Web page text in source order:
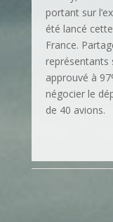
portant sur
été lancé
France.
représentants
approuvé à
négocier le
de 40 avions.